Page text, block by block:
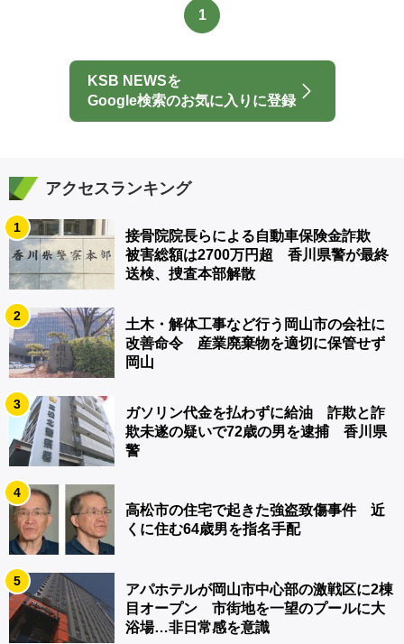
1
KSB NEWSを
Google検索のお気に入りに登録
アクセスランキング
1
接骨院院長らによる自動車保険金詐欺
被害総額は2700万円超 香川県警が最終
送検、捜査本部解散
2
土木・解体工事など行う岡山市の会社に
改善命令 産業廃棄物を適切に保管せず
岡山
3
ガソリン代金を払わずに給油 詐欺と詐
欺未遂の疑いで72歳の男を逮捕 香川県
警
4
高松市の住宅で起きた強盗致傷事件 近
くに住む64歳男を指名手配
5
アパホテルが岡山市中心部の激戦区に2棟
目オープン 市街地を一望のプールに大
浴場…非日常感を意識